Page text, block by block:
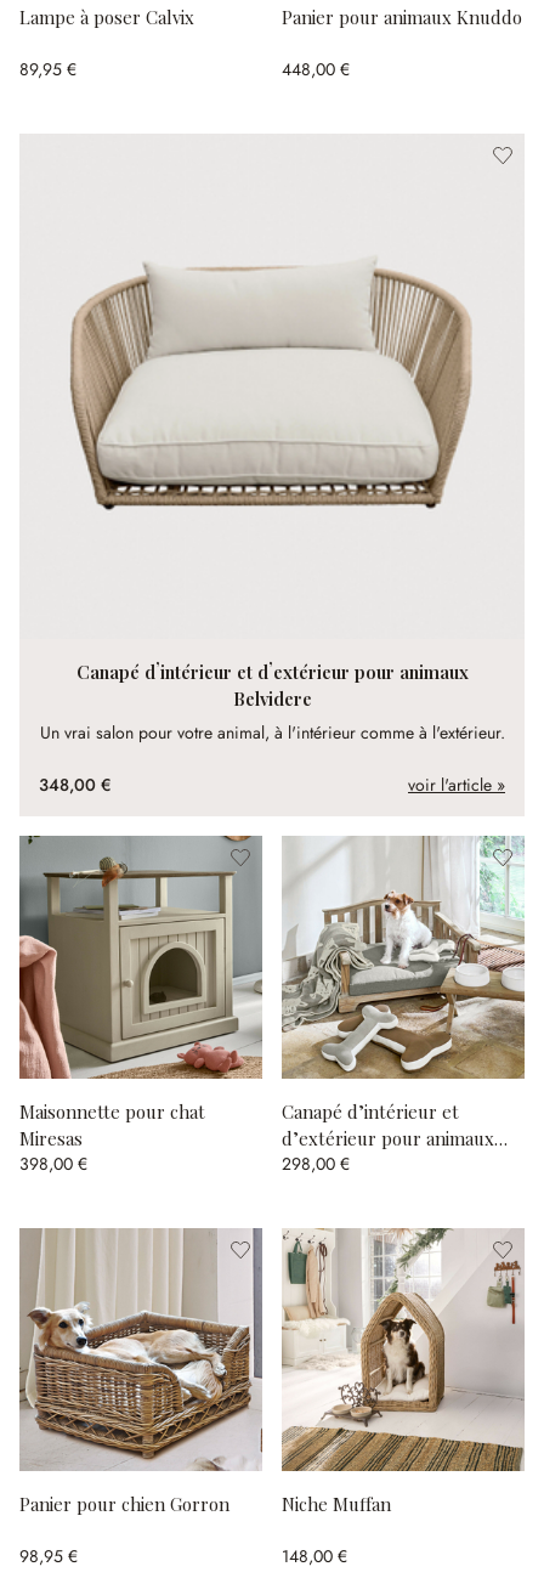
Lampe à poser Calvix
89,95 €
Canapé d’intérieur et d’extérieur pour animaux
Belvidere
Un vrai salon pour votre animal, à l'intérieur comme à l'extérieur.
348,00 € voir l'article »
Panier pour animaux Knuddo
448,00 €
Maisonnette pour chat
Miresas
398,00 €
Canapé d’intérieur et
d’extérieur pour animaux
Waggins
298,00 €
Panier pour chien Gorron
98,95 €
Niche Muffan
148,00 €